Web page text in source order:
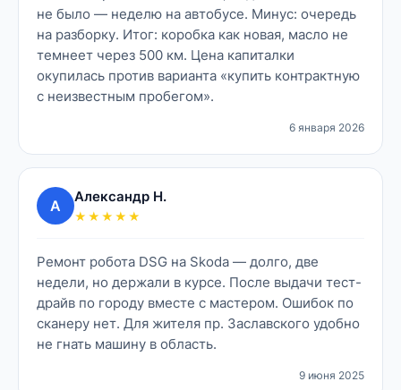
не было — неделю на автобусе. Минус: очередь
на разборку. Итог: коробка как новая, масло не
темнеет через 500 км. Цена капиталки
окупилась против варианта «купить контрактную
с неизвестным пробегом».
6 января 2026
А Александр Н.
★★★★★
Ремонт робота DSG на Skoda — долго, две
недели, но держали в курсе. После выдачи тест-
драйв по городу вместе с мастером. Ошибок по
сканеру нет. Для жителя пр. Заславского удобно
не гнать машину в область.
9 июня 2025